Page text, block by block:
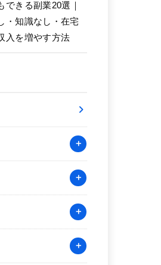
できる副業20選｜
・知識なし・在宅
入を増やす方法